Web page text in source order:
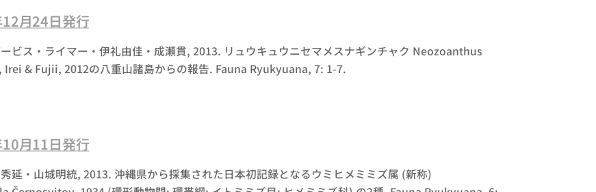
月24日発行
ビス・ライマー・伊礼由佳・成瀬貫, 2013. リュウキュウニセマメスナギンチャク Neozoanthus
Irei & Fujii, 2012の八重山諸島からの報告. Fauna Ryukyuana, 7: 1-7.
月11日発行
延・山城明統, 2013. 沖縄県から採集された日本初記録となるウミヒメミミズ属 (新称)